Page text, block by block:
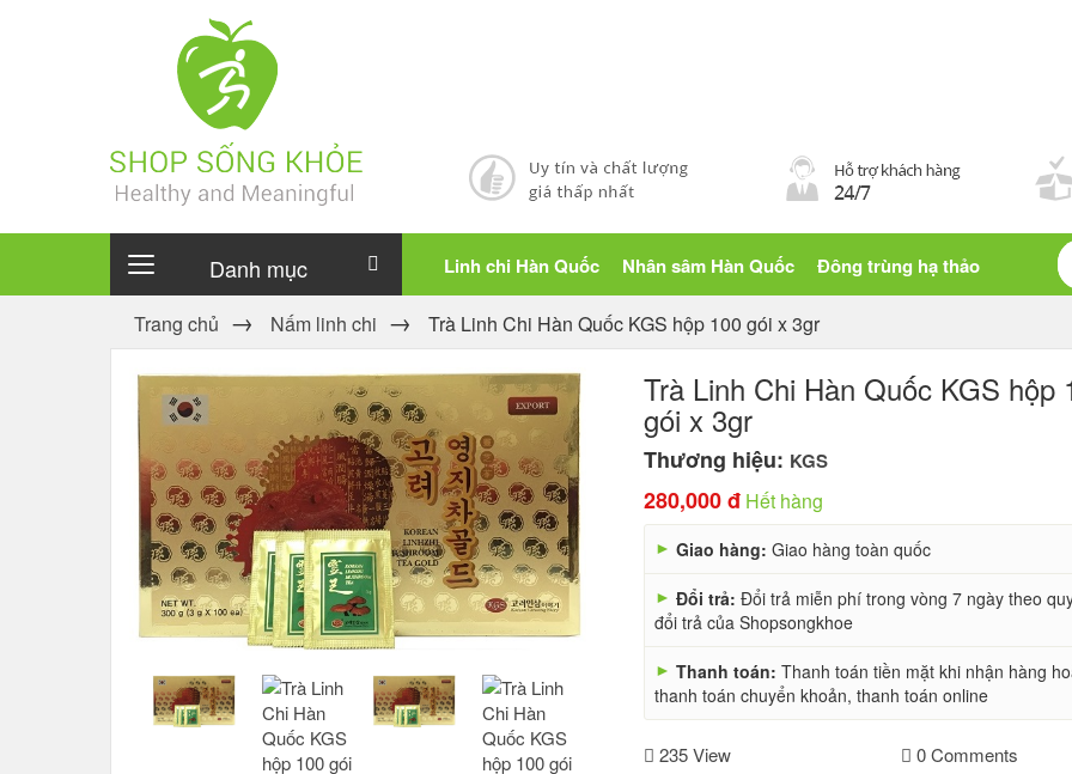
Danh mục Linh chi Hàn Quốc Nhân sâm Hàn Quốc Đông trùng hạ thảo
Trang chủ Nấm linh chi Trà Linh Chi Hàn Quốc KGS hộp 100 gói x 3gr
Trà Linh Chi Hàn Quốc KGS hộp
gói x 3gr
Thương hiệu: KGS
280,000 đ Hết hàng
► Giao hàng:Giao hàng toàn quốc
► Đổi trả:Đổi trả miễn phí trong vòng 7 ngày theo
đổi trả của Shopsongkhoe
► Thanh toán:Thanh toán tiền mặt khi nhận hàng
thanh toán chuyển khoản, thanh toán online
235 View 0 Comments